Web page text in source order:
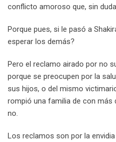
conflicto amoroso que, sin
Porque pues, si le pasó a
esperar los demás?
Pero el reclamo airado por no
porque se preocupen por la
sus hijos, o del mismo
rompió una familia de con más
no.
Los reclamos son por la